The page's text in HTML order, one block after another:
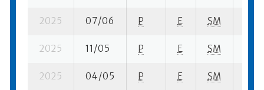
2025 07/06 P E SM
2025 11/05 P E SM
2025 04/05 P E SM